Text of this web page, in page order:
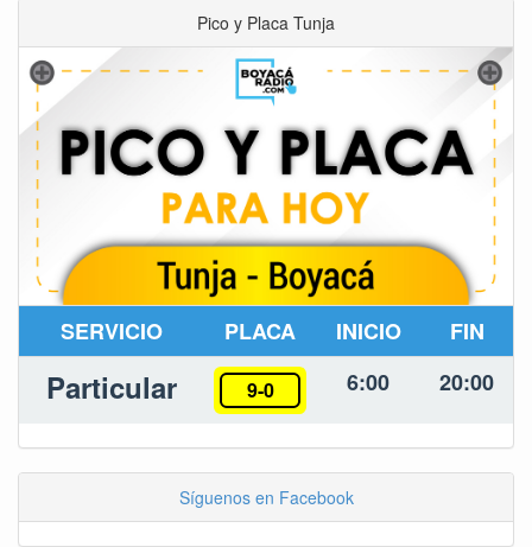
Pico y Placa Tunja
SERVICIO PLACA INICIO FIN
Particular 9-0 6:00 20:00
Síguenos en Facebook